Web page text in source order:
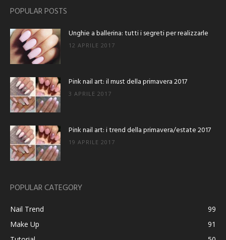
POPULAR POSTS
Unghie a ballerina: tutti i segreti per realizzarle
12 APRILE 2017
Pink nail art: il must della primavera 2017
3 APRILE 2017
Pink nail art: i trend della primavera/estate 2017
19 APRILE 2017
POPULAR CATEGORY
Nail Trend
99
Make Up
91